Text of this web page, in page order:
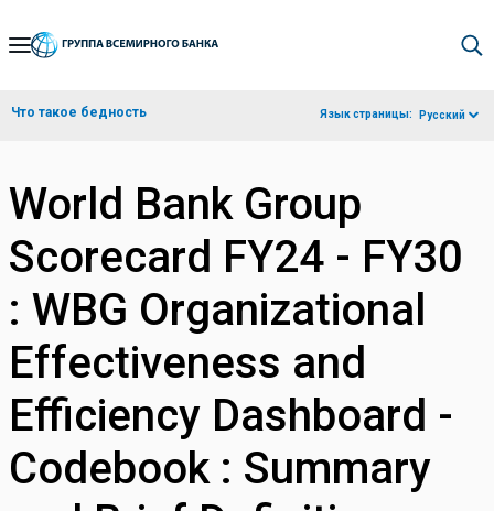
Skip
Navigation
Что такое бедность Язык страницы: Русский
World Bank Group
Scorecard FY24 - FY30
: WBG Organizational
Effectiveness and
Efficiency Dashboard -
Codebook : Summary